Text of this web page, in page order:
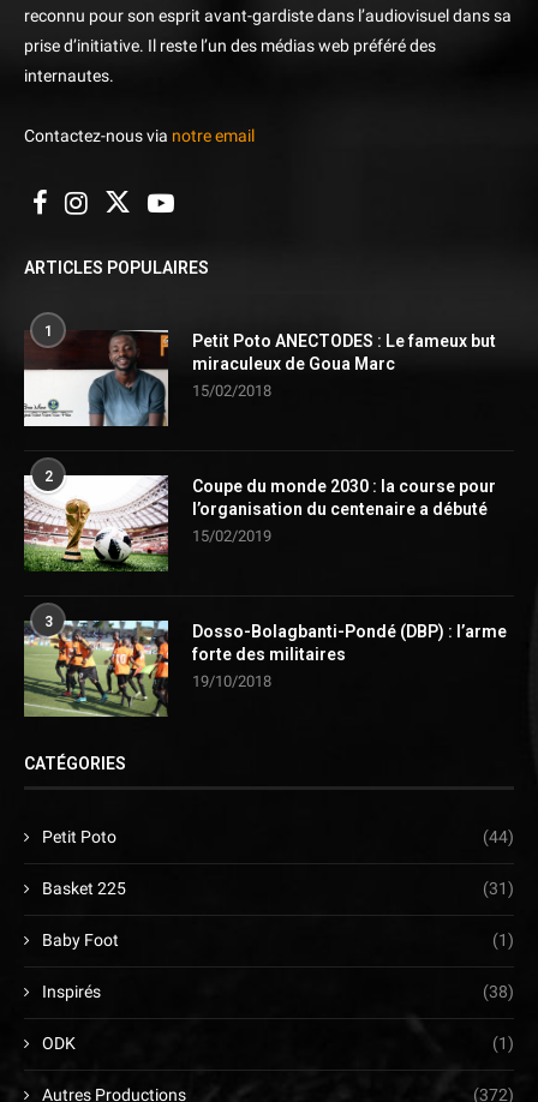
reconnu pour son esprit avant-gardiste dans l’audiovisuel dans sa
prise d’initiative. Il reste l’un des médias web préféré des
internautes.
Contactez-nous via notre email
ARTICLES POPULAIRES
1
Petit Poto ANECTODES : Le fameux but
miraculeux de Goua Marc
15/02/2018
2
Coupe du monde 2030 : la course pour
l’organisation du centenaire a débuté
15/02/2019
3
Dosso-Bolagbanti-Pondé (DBP) : l’arme
forte des militaires
19/10/2018
CATÉGORIES
Petit Poto (44)
Basket 225 (31)
Baby Foot (1)
Inspirés (38)
ODK (1)
Autres Productions (372)